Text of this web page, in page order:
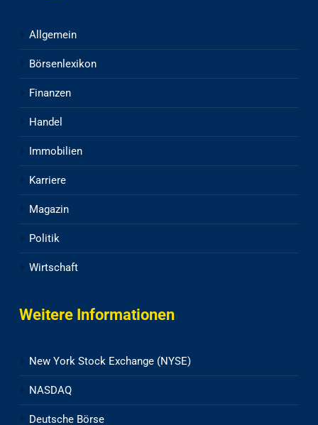
Allgemein
Börsenlexikon
Finanzen
Handel
Immobilien
Karriere
Magazin
Politik
Wirtschaft
Weitere Informationen
New York Stock Exchange (NYSE)
NASDAQ
Deutsche Börse